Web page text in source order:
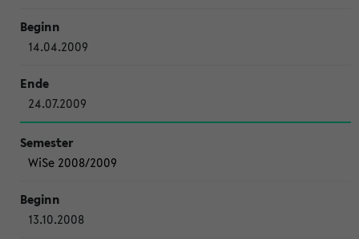
14.04.2009
24.07.2009
WiSe 2008/2009
13.10.2008